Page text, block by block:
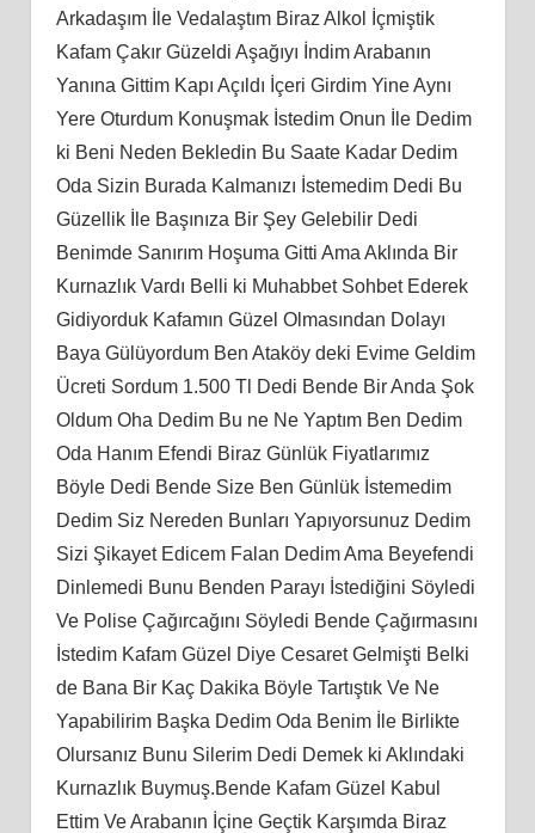
Arkadaşım İle Vedalaştım Biraz Alkol İçmiştik
Kafam Çakır Güzeldi Aşağıyı İndim Arabanın
Yanına Gittim Kapı Açıldı İçeri Girdim Yine Aynı
Yere Oturdum Konuşmak İstedim Onun İle Dedim
ki Beni Neden Bekledin Bu Saate Kadar Dedim
Oda Sizin Burada Kalmanızı İstemedim Dedi Bu
Güzellik İle Başınıza Bir Şey Gelebilir Dedi
Benimde Sanırım Hoşuma Gitti Ama Aklında Bir
Kurnazlık Vardı Belli ki Muhabbet Sohbet Ederek
Gidiyorduk Kafamın Güzel Olmasından Dolayı
Baya Gülüyordum Ben Ataköy deki Evime Geldim
Ücreti Sordum 1.500 Tl Dedi Bende Bir Anda Şok
Oldum Oha Dedim Bu ne Ne Yaptım Ben Dedim
Oda Hanım Efendi Biraz Günlük Fiyatlarımız
Böyle Dedi Bende Size Ben Günlük İstemedim
Dedim Siz Nereden Bunları Yapıyorsunuz Dedim
Sizi Şikayet Edicem Falan Dedim Ama Beyefendi
Dinlemedi Bunu Benden Parayı İstediğini Söyledi
Ve Polise Çağırcağını Söyledi Bende Çağırmasını
İstedim Kafam Güzel Diye Cesaret Gelmişti Belki
de Bana Bir Kaç Dakika Böyle Tartıştık Ve Ne
Yapabilirim Başka Dedim Oda Benim İle Birlikte
Olursanız Bunu Silerim Dedi Demek ki Aklındaki
Kurnazlık Buymuş.Bende Kafam Güzel Kabul
Ettim Ve Arabanın İçine Geçtik Karşımda Biraz